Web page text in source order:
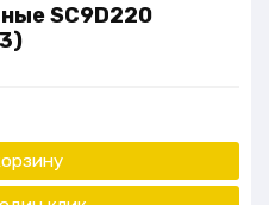
SC9D220